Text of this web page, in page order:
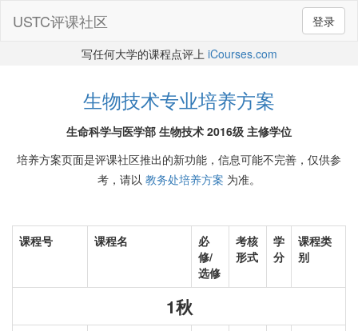
登录
USTC评课社区
写任何大学的课程点评上 iCourses.com
生物技术专业培养方案
生命科学与医学部 生物技术 2016级 主修学位
培养方案页面是评课社区推出的新功能，信息可能不完善，仅供参
考，请以 教务处培养方案 为准。
课程号 课程名
必
修/
选修
考核
形式
学
分
课程类
别
1秋